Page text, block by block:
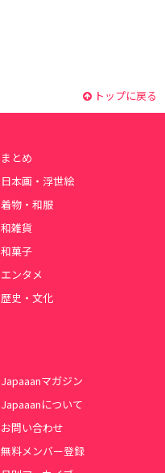
トップに戻る
まとめ
日本画・浮世絵
着物・和服
和雑貨
和菓子
エンタメ
歴史・文化
Japaaanマガジン
Japaaanについて
お問い合わせ
無料メンバー登録